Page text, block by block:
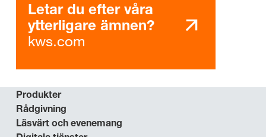
Letar du efter våra
ytterligare ämnen?
kws.com
Produkter
Rådgivning
Läsvärt och evenemang